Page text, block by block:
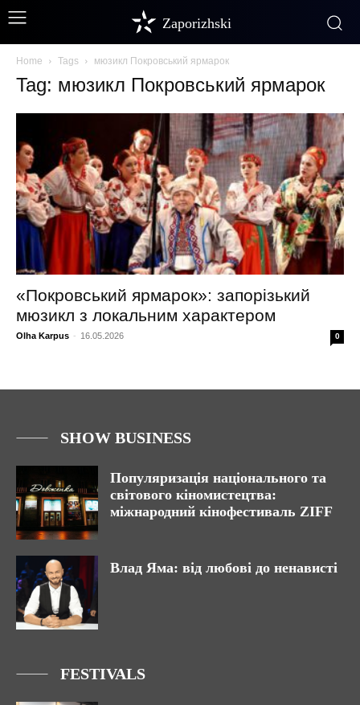
Zaporizhski
Home Tags мюзикл Покровський ярмарок
Tag: мюзикл Покровський ярмарок
«Покровський ярмарок»: запорізький
мюзикл з локальним характером
Olha Karpus - 16.05.2026 0
SHOW BUSINESS
Популяризація національного та
світового кіномистецтва:
міжнародний кінофестиваль ZIFF
Влад Яма: від любові до ненависті
FESTIVALS